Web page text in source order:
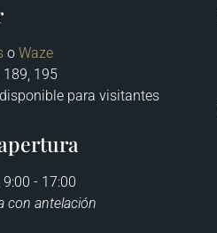
o Waze
189, 195
para visitantes
- 17:00
con antelación